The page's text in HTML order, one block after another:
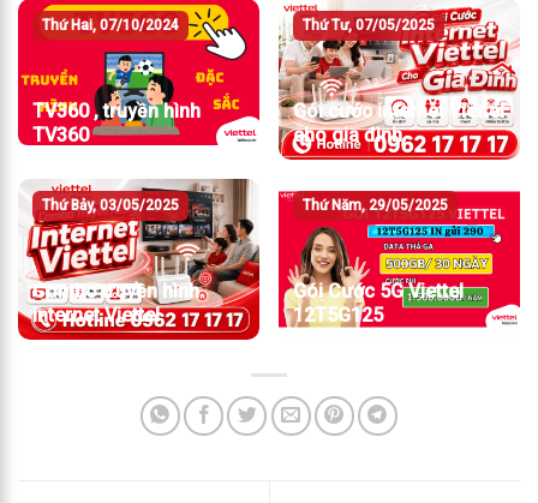
Thứ Hai, 07/10/2024
TV360 , truyền hình
TV360
Thứ Tư, 07/05/2025
Gói cước internet Viettel
cho gia đình
Thứ Bảy, 03/05/2025
Combo truyền hình
internet Viettel
Thứ Năm, 29/05/2025
Gói Cước 5G Viettel
12T5G125